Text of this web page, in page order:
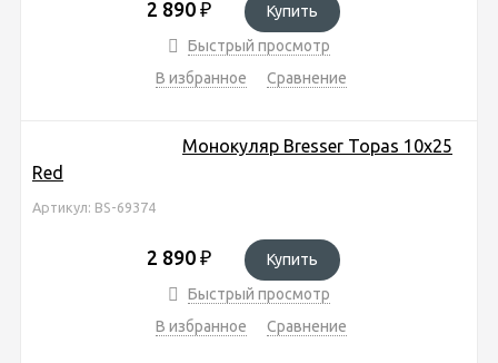
2 890 ₽
Купить
Быстрый просмотр
В избранное
Сравнение
Монокуляр Bresser Topas 10x25
Red
Артикул: BS-69374
2 890 ₽
Купить
Быстрый просмотр
В избранное
Сравнение